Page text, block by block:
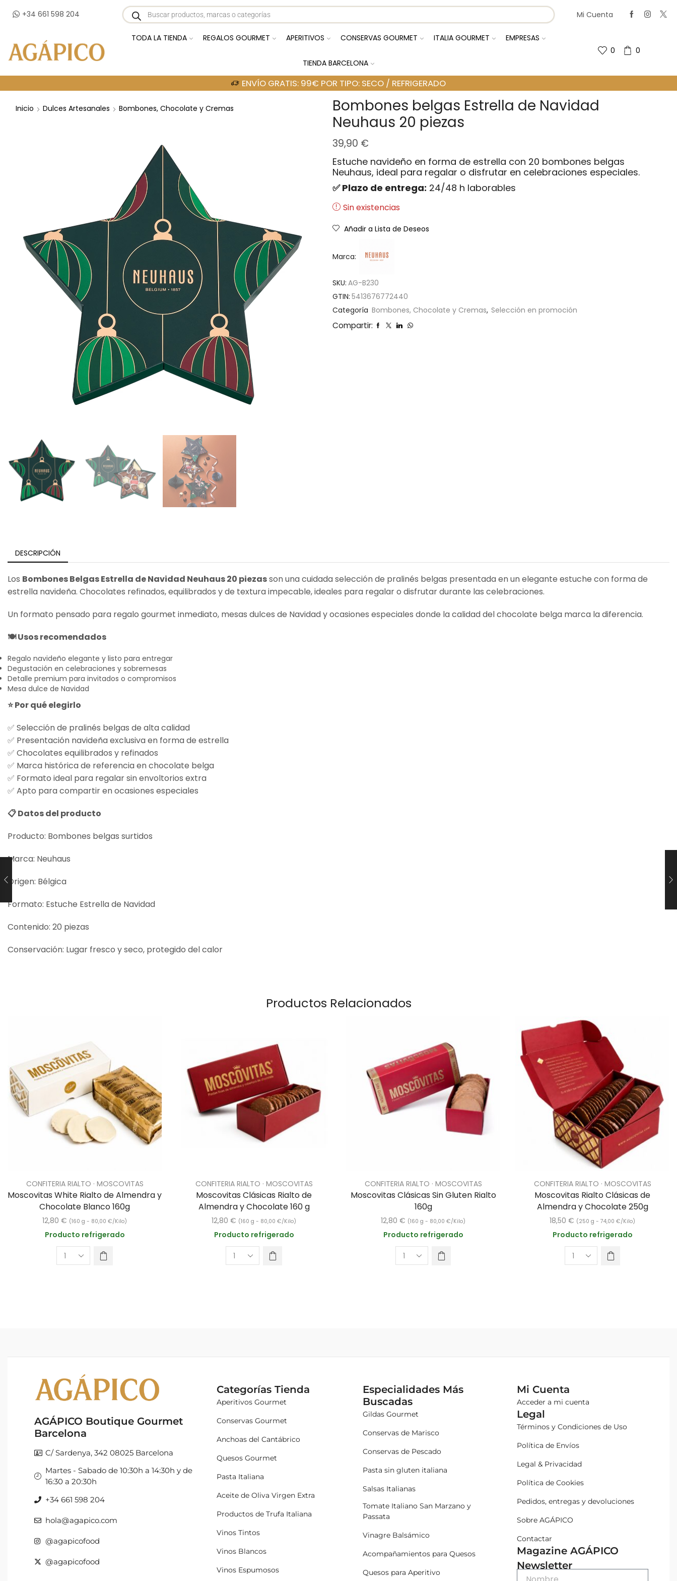
+34 661 598 204 Mi Cuenta
TODA LA TIENDA REGALOS GOURMET APERITIVOS CONSERVAS GOURMET ITALIA GOURMET EMPRESAS
TIENDA BARCELONA
0 0
ENVÍO GRATIS: 99€ POR TIPO: SECO / REFRIGERADO
Inicio Dulces Artesanales Bombones, Chocolate y Cremas
Bombones belgas Estrella de Navidad
Neuhaus 20 piezas
39,90 €
Estuche navideño en forma de estrella con 20 bombones belgas
Neuhaus, ideal para regalar o disfrutar en celebraciones especiales.
✅ Plazo de entrega: 24/48 h laborables
Sin existencias
Añadir a Lista de Deseos
Marca:
SKU: AG-B230
GTIN: 5413676772440
Categoría Bombones, Chocolate y Cremas, Selección en promoción
Compartir:
DESCRIPCIÓN
Los Bombones Belgas Estrella de Navidad Neuhaus 20 piezasson una cuidada selección de pralinés belgas presentada en un elegante estuche con forma de
estrella navideña. Chocolates refinados, equilibrados y de textura impecable, ideales para regalar o disfrutar durante las celebraciones.
Un formato pensado para regalo gourmet inmediato, mesas dulces de Navidad y ocasiones especiales donde la calidad del chocolate belga marca la diferencia.
🍽️ Usos recomendados
Regalo navideño elegante y listo para entregar
Degustación en celebraciones y sobremesas
Detalle premium para invitados o compromisos
Mesa dulce de Navidad
⭐ Por qué elegirlo
✅ Selección de pralinés belgas de alta calidad
✅ Presentación navideña exclusiva en forma de estrella
✅ Chocolates equilibrados y refinados
✅ Marca histórica de referencia en chocolate belga
✅ Formato ideal para regalar sin envoltorios extra
✅ Apto para compartir en ocasiones especiales
📋 Datos del producto
Producto: Bombones belgas surtidos
Marca: Neuhaus
Origen: Bélgica
Formato: Estuche Estrella de Navidad
Contenido: 20 piezas
Conservación: Lugar fresco y seco, protegido del calor
Productos Relacionados
CONFITERIA RIALTO · MOSCOVITAS
Moscovitas White Rialto de Almendra y
Chocolate Blanco 160g
12,80 € (160 g - 80,00 €/Kilo)
Producto refrigerado
CONFITERIA RIALTO · MOSCOVITAS
Moscovitas Clásicas Rialto de
Almendra y Chocolate 160 g
12,80 € (160 g - 80,00 €/Kilo)
Producto refrigerado
CONFITERIA RIALTO · MOSCOVITAS
Moscovitas Clásicas Sin Gluten Rialto
160g
12,80 € (160 g - 80,00 €/Kilo)
Producto refrigerado
CONFITERIA RIALTO · MOSCOVITAS
Moscovitas Rialto Clásicas de
Almendra y Chocolate 250g
18,50 € (250 g - 74,00 €/Kilo)
Producto refrigerado
AGÁPICO Boutique Gourmet
Barcelona
C/ Sardenya, 342 08025 Barcelona
Martes - Sabado de 10:30h a 14:30h y de
16:30 a 20:30h
+34 661 598 204
hola@agapico.com
@agapicofood
@agapicofood
Categorías Tienda
Aperitivos Gourmet
Conservas Gourmet
Anchoas del Cantábrico
Quesos Gourmet
Pasta Italiana
Aceite de Oliva Virgen Extra
Productos de Trufa Italiana
Vinos Tintos
Vinos Blancos
Vinos Espumosos
Especialidades Más
Buscadas
Gildas Gourmet
Conservas de Marisco
Conservas de Pescado
Pasta sin gluten italiana
Salsas Italianas
Tomate Italiano San Marzano y
Passata
Vinagre Balsámico
Acompañamientos para Quesos
Quesos para Aperitivo
Mi Cuenta
Acceder a mi cuenta
Legal
Términos y Condiciones de Uso
Política de Envíos
Legal & Privacidad
Política de Cookies
Pedidos, entregas y devoluciones
Sobre AGÁPICO
Contactar
Magazine AGÁPICO
Newsletter